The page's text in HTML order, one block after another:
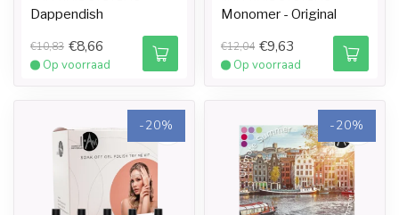
Dappendish
€10,83 €8,66
Op voorraad
Monomer - Original
€12,04 €9,63
Op voorraad
-20% -20%